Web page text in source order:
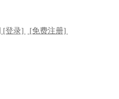
[登录] [免费注册]